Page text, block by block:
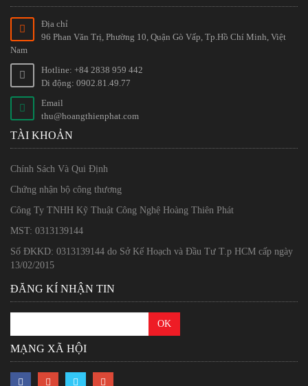
Địa chỉ
96 Phan Văn Trị, Phường 10, Quận Gò Vấp, Tp.Hồ Chí Minh, Việt
Nam
Hotline: +84 2838 959 442
Di động: 0902.81.49.77
Email
thu@hoangthienphat.com
TÀI KHOẢN
Chính Sách Và Qui Định
Chứng nhận bộ công thương
Công Ty TNHH Kỹ Thuật Công Nghệ Hoàng Thiên Phát
MST: 0313139144
Số ĐKKD: 0313139144 do Sở Kế Hoạch và Đầu Tư T.p HCM cấp ngày
13/02/2015
ĐĂNG KÍ NHẬN TIN
MẠNG XÃ HỘI